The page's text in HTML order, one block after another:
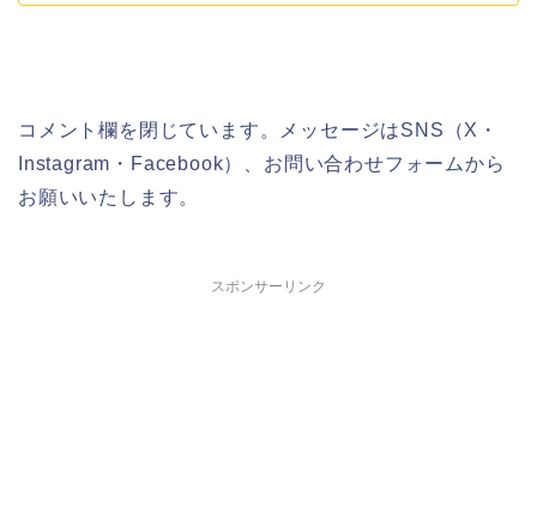
コメント欄を閉じています。メッセージはSNS（X・
Instagram・Facebook）、お問い合わせフォームから
お願いいたします。
スポンサーリンク